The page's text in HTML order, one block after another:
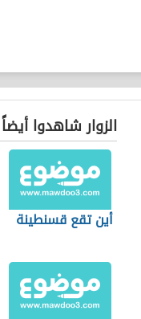
الزوار شاهدوا أيضاً
أين تقع قسنطينة